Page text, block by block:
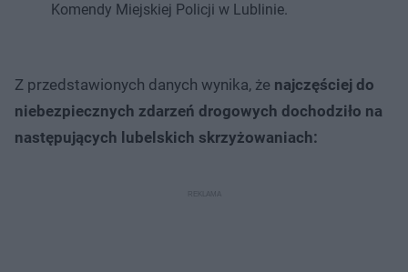
Komendy Miejskiej Policji w Lublinie.
Z przedstawionych danych wynika, że najczęściej do
niebezpiecznych zdarzeń drogowych dochodziło na
następujących lubelskich skrzyżowaniach: